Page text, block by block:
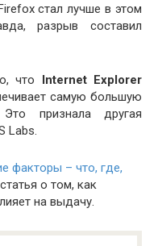
стал лучше в этом
разрыв составил
что Internet Explorer
самую большую
Это признала другая
Labs.
факторы – что, где,
о том, как
на выдачу.